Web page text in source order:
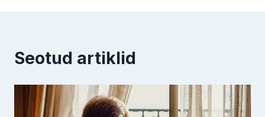
Seotud artiklid